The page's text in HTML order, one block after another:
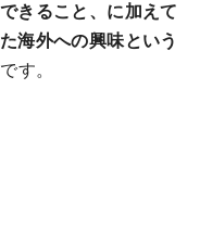
きること、に加えて
海外への興味という
す。